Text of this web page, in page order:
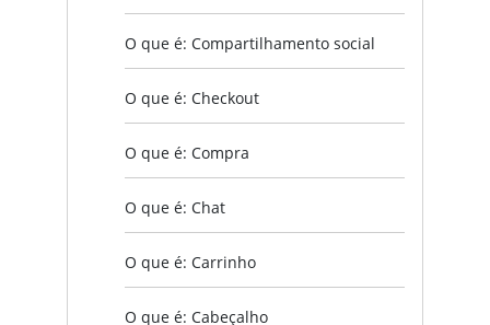
O que é: Compartilhamento social
O que é: Checkout
O que é: Compra
O que é: Chat
O que é: Carrinho
O que é: Cabeçalho